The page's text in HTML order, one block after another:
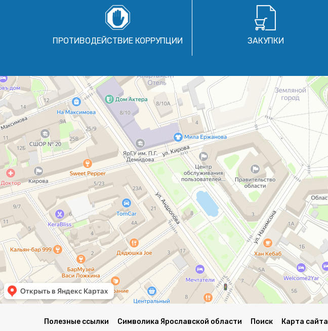
ПРОТИВОДЕЙСТВИЕ КОРРУПЦИИ ЗАКУПКИ
Полезные ссылки Символика Ярославской области Поиск Карта сайта